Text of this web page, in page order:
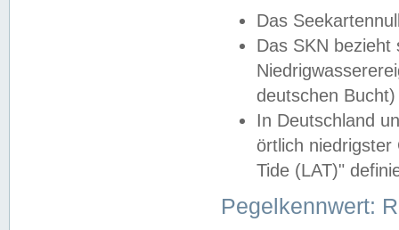
Das
Das SKN
deutschen
In Deutschland
örtlich
Tide (LAT)"
Pegelkennwert: